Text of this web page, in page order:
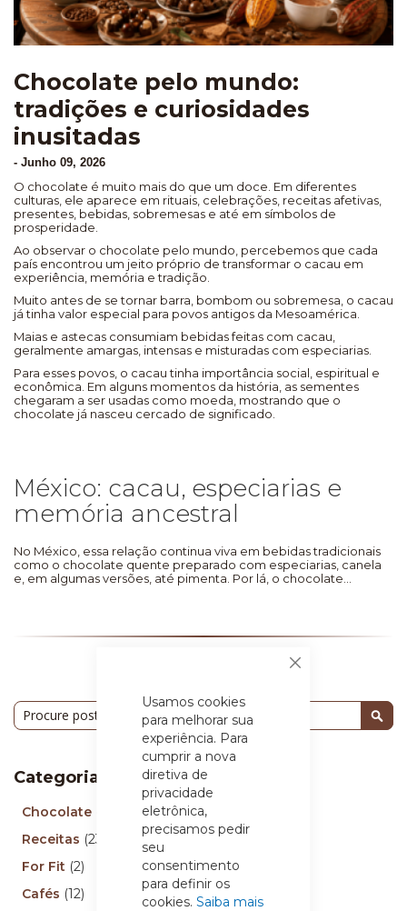
Fechar
Usamos cookies
para melhorar sua
experiência. Para
cumprir a nova
diretiva de
privacidade
eletrônica,
precisamos pedir
seu
consentimento
para definir os
cookies.Saiba mais
Chocolate pelo mundo:
tradições e curiosidades
inusitadas
- Junho 09, 2026
O chocolate é muito mais do que um doce. Em diferentes
culturas, ele aparece em rituais, celebrações, receitas afetivas,
presentes, bebidas, sobremesas e até em símbolos de
prosperidade.
Ao observar o chocolate pelo mundo, percebemos que cada
país encontrou um jeito próprio de transformar o cacau em
experiência, memória e tradição.
Muito antes de se tornar barra, bombom ou sobremesa, o cacau
já tinha valor especial para povos antigos da Mesoamérica.
Maias e astecas consumiam bebidas feitas com cacau,
geralmente amargas, intensas e misturadas com especiarias.
Para esses povos, o cacau tinha importância social, espiritual e
econômica. Em alguns momentos da história, as sementes
chegaram a ser usadas como moeda, mostrando que o
chocolate já nasceu cercado de significado.
México: cacau, especiarias e
memória ancestral
No México, essa relação continua viva em bebidas tradicionais
como o chocolate quente preparado com especiarias, canela
e, em algumas versões, até pimenta. Por lá, o chocolate...
Pesquisa
Categorias
Chocolate
Receitas (23)
For Fit (2)
Cafés (12)